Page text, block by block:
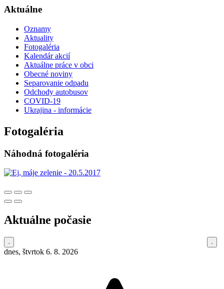
Aktuálne
Oznamy
Aktuality
Fotogaléria
Kalendár akcií
Aktuálne práce v obci
Obecné noviny
Separovanie odpadu
Odchody autobusov
COVID-19
Ukrajina - informácie
Fotogaléria
Náhodná fotogaléria
Aktuálne počasie
dnes, štvrtok 6. 8. 2026